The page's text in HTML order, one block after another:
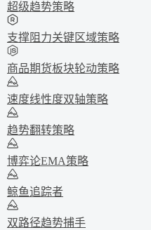
超级趋势策略
支撑阻力关键区域策略
商品期货板块轮动策略
速度线性度双轴策略
趋势翻转策略
博弈论EMA策略
鲸鱼追踪者
双路径趋势捕手